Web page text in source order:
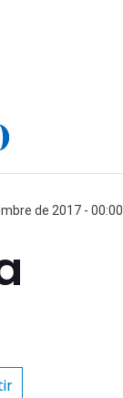
de 2017 - 00:00